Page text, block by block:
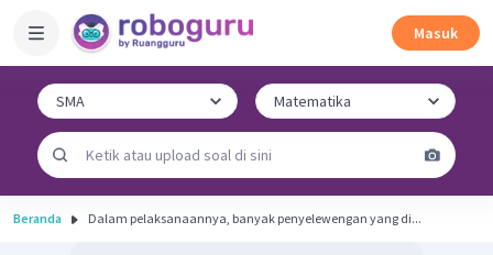
Masuk
Beranda Dalam pelaksanaannya, banyak penyelewengan yang di...